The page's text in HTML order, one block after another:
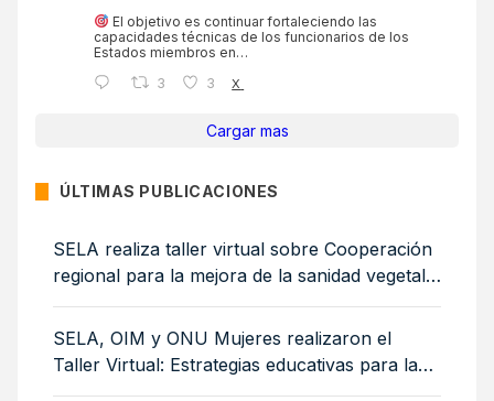
El objetivo es continuar fortaleciendo las
capacidades técnicas de los funcionarios de los
Estados miembros en…
3
3 X
Cargar mas
ÚLTIMAS PUBLICACIONES
SELA realiza taller virtual sobre Cooperación
regional para la mejora de la sanidad vegetal:
medidas sanitarias y fitosanitarias para la
sostenibilidad ambiental
SELA, OIM y ONU Mujeres realizaron el
Taller Virtual: Estrategias educativas para la
integración de mujeres y niñas migrantes